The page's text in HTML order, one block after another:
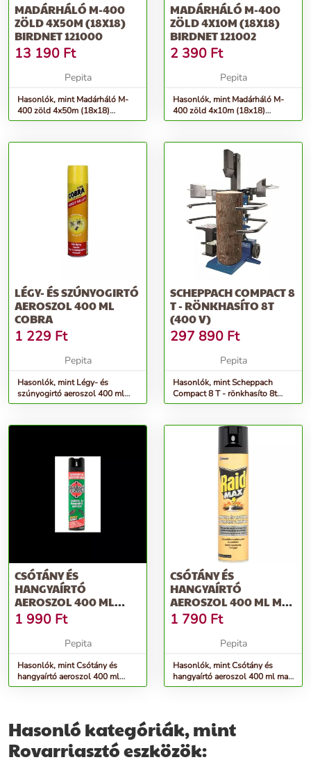
MADÁRHÁLÓ M-400
ZÖLD 4X50M (18X18)
BIRDNET 121000
13 190 Ft
Pepita
Hasonlók, mint Madárháló M-
400 zöld 4x50m (18x18)
Birdnet 121000
MADÁRHÁLÓ M-400
ZÖLD 4X10M (18X18)
BIRDNET 121002
2 390 Ft
Pepita
Hasonlók, mint Madárháló M-
400 zöld 4x10m (18x18)
Birdnet 121002
LÉGY- ÉS SZÚNYOGIRTÓ
AEROSZOL 400 ML
COBRA
1 229 Ft
Pepita
Hasonlók, mint Légy- és
szúnyogirtó aeroszol 400 ml
cobra
SCHEPPACH COMPACT 8
T - RÖNKHASÍTO 8T
(400 V)
297 890 Ft
Pepita
Hasonlók, mint Scheppach
Compact 8 T - rönkhasíto 8t
(400 V)
CSÓTÁNY ÉS
HANGYAÍRTÓ
AEROSZOL 400 ML
PROTECT
1 990 Ft
Pepita
Hasonlók, mint Csótány és
hangyaírtó aeroszol 400 ml
protect
CSÓTÁNY ÉS
HANGYAÍRTÓ
AEROSZOL 400 ML MAX
RAID
1 790 Ft
Pepita
Hasonlók, mint Csótány és
hangyaírtó aeroszol 400 ml max
raid
Hasonló kategóriák, mint
Rovarriasztó eszközök: